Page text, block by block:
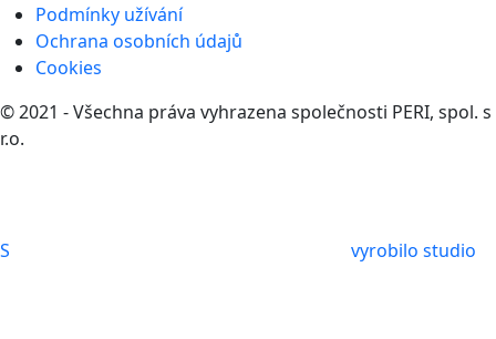
Podmínky užívání
Ochrana osobních údajů
Cookies
© 2021 - Všechna práva vyhrazena společnosti PERI, spol. s
r.o.
S vyrobilo studio